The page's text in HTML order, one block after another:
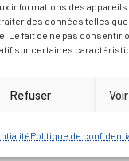
informations des
des données telles
Le fait de ne pas consentir
sur certaines
Refuser
Politique de